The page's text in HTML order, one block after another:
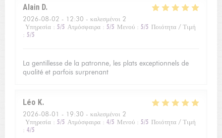
Alain D
2026-08-02 - 12:30 - καλεσμένοι 2
Υπηρεσία : 5/5 Ατμόσφαιρα : 5/5 Μενού : 5/5 Ποιότητα / Τιμή
: 5/5
La gentillesse de la patronne, les plats exceptionnels de
qualité et parfois surprenant
Léo K
2026-08-01 - 19:30 - καλεσμένοι 2
Υπηρεσία : 5/5 Ατμόσφαιρα : 4/5 Μενού : 5/5 Ποιότητα / Τιμή
: 4/5